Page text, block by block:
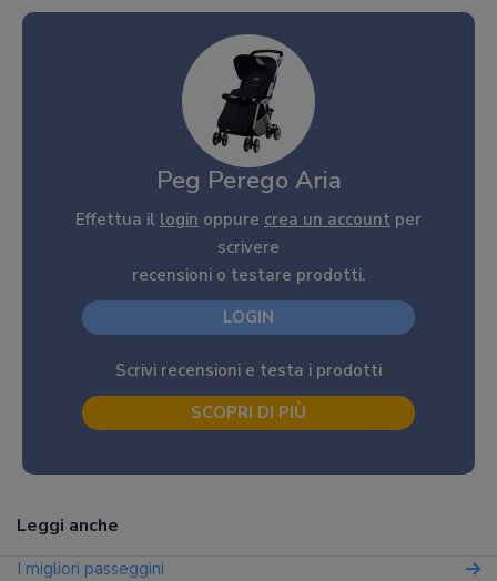
Peg Perego Aria
Effettua il login oppure crea un account per
scrivere
recensioni o testare prodotti.
LOGIN
Scrivi recensioni e testa i prodotti
SCOPRI DI PIÙ
Leggi anche
I migliori passeggini